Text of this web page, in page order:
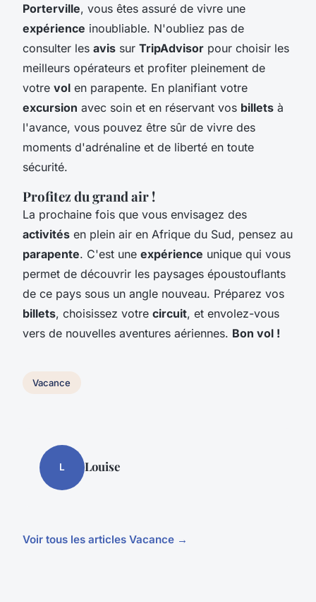
Porterville, vous êtes assuré de vivre une
expérience inoubliable. N'oubliez pas de
consulter les avis sur TripAdvisor pour choisir les
meilleurs opérateurs et profiter pleinement de
votre vol en parapente. En planifiant votre
excursion avec soin et en réservant vos billets à
l'avance, vous pouvez être sûr de vivre des
moments d'adrénaline et de liberté en toute
sécurité.
Profitez du grand air !
La prochaine fois que vous envisagez des
activités en plein air en Afrique du Sud, pensez au
parapente. C'est une expérience unique qui vous
permet de découvrir les paysages époustouflants
de ce pays sous un angle nouveau. Préparez vos
billets, choisissez votre circuit, et envolez-vous
vers de nouvelles aventures aériennes. Bon vol !
Vacance
L Louise
Voir tous les articles Vacance →